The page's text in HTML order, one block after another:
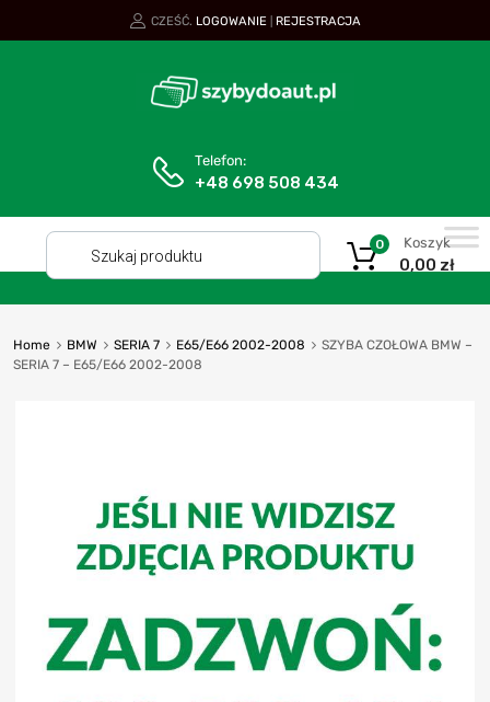
CZEŚĆ. LOGOWANIE REJESTRACJA
Telefon:
+48 698 508 434
Koszyk
0,00 zł
0
Home BMW SERIA 7 E65/E66 2002-2008
SZYBA CZOŁOWA BMW –
SERIA 7 – E65/E66 2002-2008